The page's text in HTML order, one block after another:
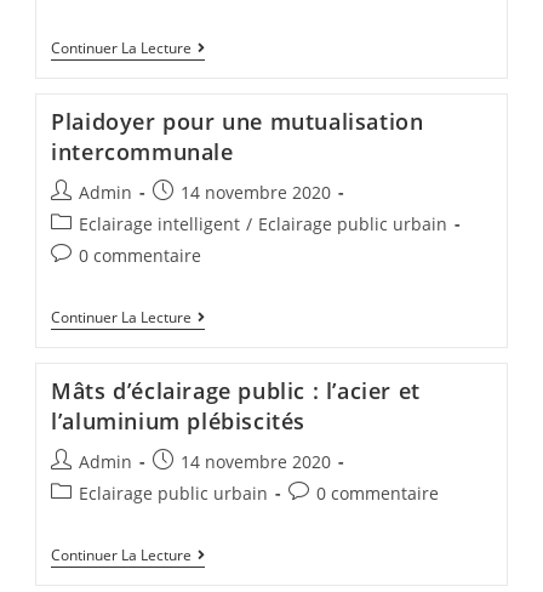
Continuer La Lecture
Plaidoyer pour une mutualisation
intercommunale
Admin
14 novembre 2020
Eclairage intelligent / Eclairage public urbain
0 commentaire
Continuer La Lecture
Mâts d’éclairage public : l’acier et
l’aluminium plébiscités
Admin
14 novembre 2020
Eclairage public urbain
0 commentaire
Continuer La Lecture